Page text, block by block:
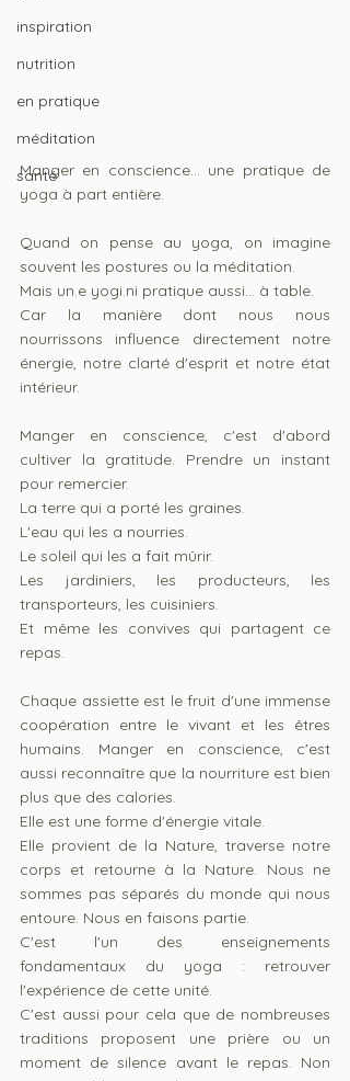
inspiration
nutrition
en pratique
méditation
santé
Manger en conscience... une pratique de
yoga à part entière.
Quand on pense au yoga, on imagine
souvent les postures ou la méditation.
Mais un.e yogi.ni pratique aussi... à table.
Car la manière dont nous nous
nourrissons influence directement notre
énergie, notre clarté d'esprit et notre état
intérieur.
Manger en conscience, c'est d'abord
cultiver la gratitude. Prendre un instant
pour remercier.
La terre qui a porté les graines.
L'eau qui les a nourries.
Le soleil qui les a fait mûrir.
Les jardiniers, les producteurs, les
transporteurs, les cuisiniers.
Et même les convives qui partagent ce
repas.
Chaque assiette est le fruit d'une immense
coopération entre le vivant et les êtres
humains. Manger en conscience, c'est
aussi reconnaître que la nourriture est bien
plus que des calories.
Elle est une forme d'énergie vitale.
Elle provient de la Nature, traverse notre
corps et retourne à la Nature. Nous ne
sommes pas séparés du monde qui nous
entoure. Nous en faisons partie.
C'est l'un des enseignements
fondamentaux du yoga : retrouver
l'expérience de cette unité.
C'est aussi pour cela que de nombreuses
traditions proposent une prière ou un
moment de silence avant le repas. Non